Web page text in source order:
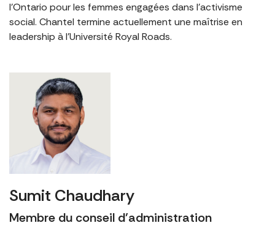
l’Ontario pour les femmes engagées dans l’activisme
social. Chantel termine actuellement une maîtrise en
leadership à l’Université Royal Roads.
Sumit Chaudhary
Membre du conseil d’administration